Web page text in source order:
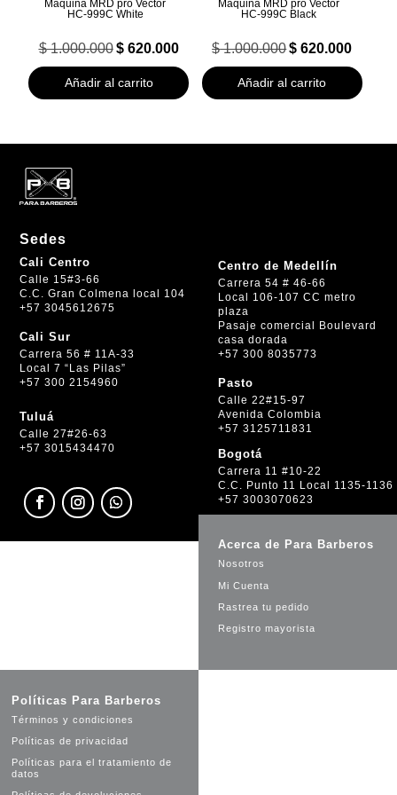
Maquina MRD pro Vector
HC‑999C White
$1.000.000 El
precio
original
era:
$620.000El
actual
es:
$ 620.000.
Añadir al carrito
Maquina MRD pro Vector
HC‑999C Black
$1.000.000 El
precio
original
era:
$ 620.000
actual
es:
$ 620.000.
Añadir al carrito
Sedes
Cali Centro
Calle 15#3-66
C.C. Gran Colmena local 104
+57 3045612675
Cali Sur
Carrera 56 # 11A-33
Local 7 “Las Pilas”
+57 300 2154960
Tuluá
Calle 27#26-63
+57 3015434470
Centro de Medellín
Carrera 54 # 46-66
Local 106-107 CC metro
plaza
Pasaje comercial Boulevard
casa dorada
+57 300 8035773
Pasto
Calle 22#15-97
Avenida Colombia
+57 3125711831
Bogotá
Carrera 11 #10-22
C.C. Punto 11 Local 1135-1136
+57 3003070623
Acerca de Para Barberos
Nosotros
Mi Cuenta
Rastrea tu pedido
Registro mayorista
Políticas Para Barberos
Términos y condiciones
Políticas de privacidad
Políticas para el tratamiento de
datos